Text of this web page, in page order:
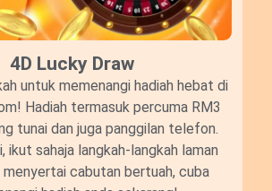
4D Lucky Draw​
untuk memenangi hadiah hebat di
Hadiah termasuk percuma RM3
tunai dan juga panggilan telefon.
ikut sahaja langkah-langkah laman
cabutan bertuah, cuba